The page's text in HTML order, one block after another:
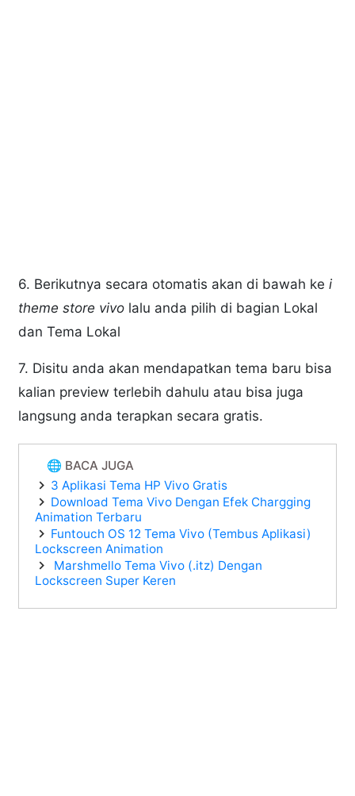
6. Berikutnya secara otomatis akan di bawah ke i
theme store vivo lalu anda pilih di bagian Lokal
dan Tema Lokal
7. Disitu anda akan mendapatkan tema baru bisa
kalian preview terlebih dahulu atau bisa juga
langsung anda terapkan secara gratis.
🌐 BACA JUGA
3 Aplikasi Tema HP Vivo Gratis
Download Tema Vivo Dengan Efek Chargging
Animation Terbaru
Funtouch OS 12 Tema Vivo (Tembus Aplikasi)
Lockscreen Animation
Marshmello Tema Vivo (.itz) Dengan
Lockscreen Super Keren